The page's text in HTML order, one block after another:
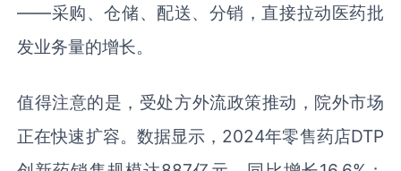
——采购、仓储、配送、分销，直接拉动医药批
发业务量的增长。
值得注意的是，受处方外流政策推动，院外市场
正在快速扩容。数据显示，2024年零售药店DTP